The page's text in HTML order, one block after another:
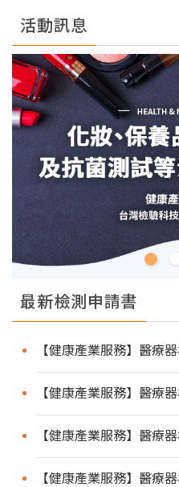
活動訊息
最新檢測申請書
【健康產業服務】醫療
【健康產業服務】醫療
【健康產業服務】醫療
【健康產業服務】醫療